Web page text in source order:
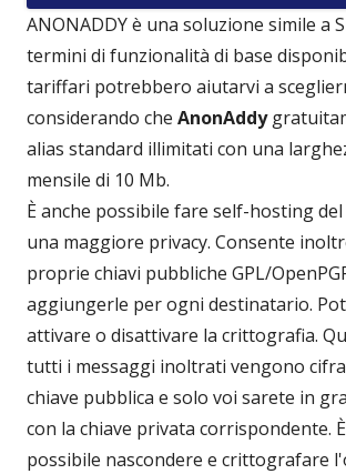
ANONADDY è una soluzione simile a
termini di funzionalità di base
tariffari potrebbero aiutarvi a
considerando che AnonAddy
alias standard illimitati con una
mensile di 10 Mb.
È anche possibile fare self-hosting
una maggiore privacy. Consente
proprie chiavi pubbliche GPL/
aggiungerle per ogni destinatario.
attivare o disattivare la crittografia.
tutti i messaggi inoltrati vengono
chiave pubblica e solo voi sarete in
con la chiave privata corrispondente.
possibile nascondere e crittografare